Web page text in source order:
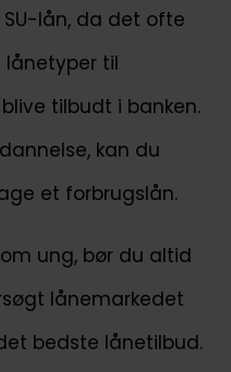
lån, da det ofte
lånetyper til
tilbudt i banken.
kan du
et forbrugslån.
ung, bør du altid
lånemarkedet
bedste lånetilbud.